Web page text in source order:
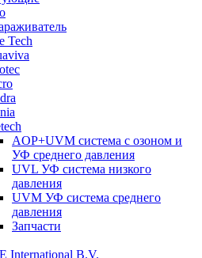
Tech
AOP+UVM система с озоном и
УФ среднего давления
UVL УФ система низкого
давления
UVM УФ система среднего
давления
Запчасти
International B.V.